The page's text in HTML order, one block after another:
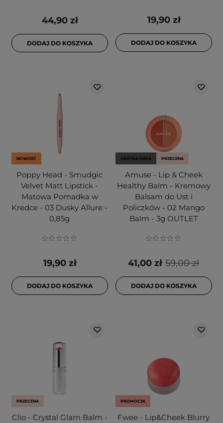
44,90 zł
DODAJ DO KOSZYKA
19,90 zł
DODAJ DO KOSZYKA
NOWOŚĆ
Poppy Head - Smudgic
Velvet Matt Lipstick -
Matowa Pomadka w
Kredce - 03 Dusky Allure -
0,85g
19,90 zł
DODAJ DO KOSZYKA
KRÓTKA DATA PRZECENA
Amuse - Lip & Cheek
Healthy Balm - Kremowy
Balsam do Ust i
Policzków - 02 Mango
Balm - 3g OUTLET
59,00 zł
41,00 zł
DODAJ DO KOSZYKA
PRZECENA
Clio - Crystal Glam Balm -
PROMOCJA
Fwee - Lip&Cheek Blurry